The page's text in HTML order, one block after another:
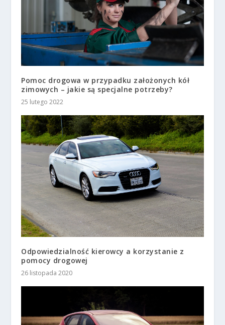
Pomoc drogowa w przypadku założonych kół
zimowych – jakie są specjalne potrzeby?
25 lutego 2022
Odpowiedzialność kierowcy a korzystanie z
pomocy drogowej
26 listopada 2020